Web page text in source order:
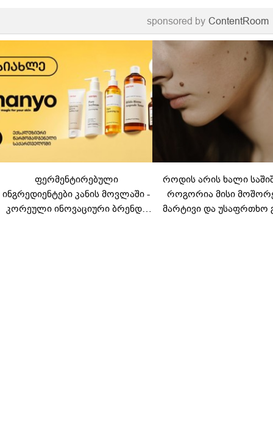
sponsored by ContentRoom
ფერმენტირებული
ინგრედიენტები კანის მოვლაში -
კორეული ინოვაციური ბრენდი
როდის არის ხალი
როგორია მისი
მარტივი და უსაფრთხო